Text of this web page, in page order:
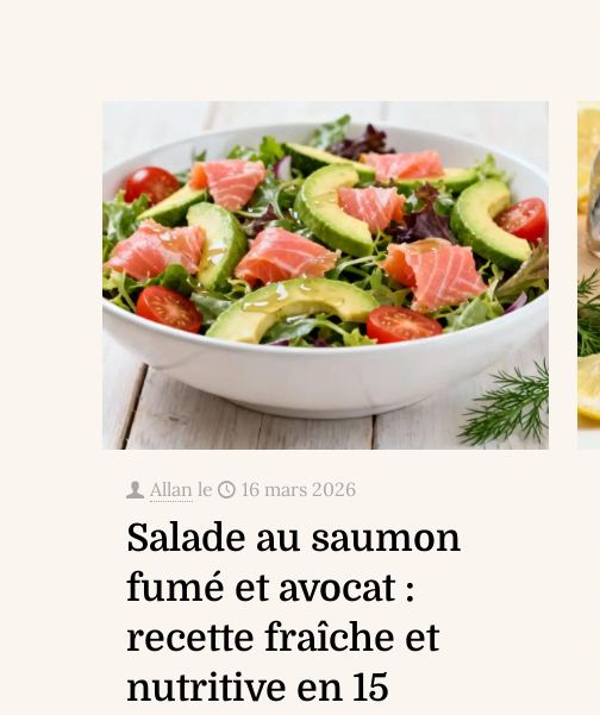
Allan le 16 mars 2026
Salade au saumon
fumé et avocat :
recette fraîche et
nutritive en 15